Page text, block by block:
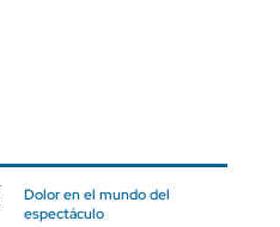
Dolor en el mundo del
espectáculo